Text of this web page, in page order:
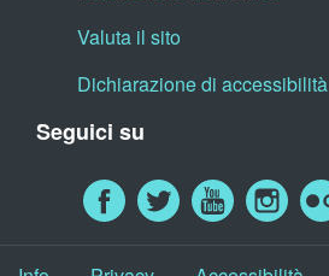
Valuta il sito
Dichiarazione di accessibilità
Seguici su